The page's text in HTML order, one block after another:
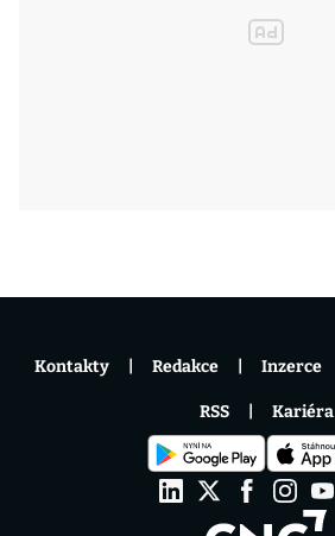
Kontakty Redakce Inzerce
RSS Kariéra